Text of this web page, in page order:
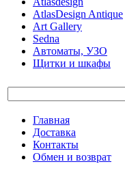
AtlasDesign Antique
Art Gallery
Sedna
Автоматы, УЗО
Щитки и шкафы
Главная
Доставка
Контакты
Обмен и возврат